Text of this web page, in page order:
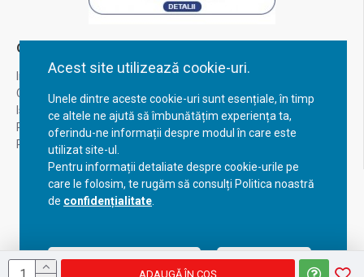
Acest site utilizează cookie-uri.
Unele dintre aceste cookie-uri sunt esențiale, în timp
ce altele ne ajută să îmbunătățim experiența ta,
oferindu-ne informații despre modul în care este
utilizat site-ul.
Pentru informații detaliate despre cookie-urile pe
care le folosim, te rugăm să consulți Politica noastră
de confidențialitate
Acceptă setările curente Configurează
ADAUGĂ ÎN COŞ
Contul Meu
Inregistrare
Contul meu
Istoric comenzi
Recuperare parola
Returnare produs